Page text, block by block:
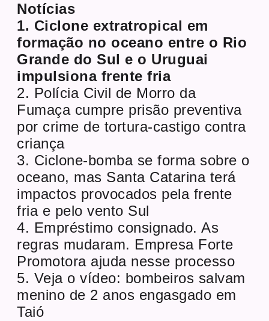
Notícias
1. Ciclone extratropical em
formação no oceano entre o Rio
Grande do Sul e o Uruguai
impulsiona frente fria
2. Polícia Civil de Morro da
Fumaça cumpre prisão preventiva
por crime de tortura-castigo contra
criança
3. Ciclone-bomba se forma sobre o
oceano, mas Santa Catarina terá
impactos provocados pela frente
fria e pelo vento Sul
4. Empréstimo consignado. As
regras mudaram. Empresa Forte
Promotora ajuda nesse processo
5. Veja o vídeo: bombeiros salvam
menino de 2 anos engasgado em
Taió